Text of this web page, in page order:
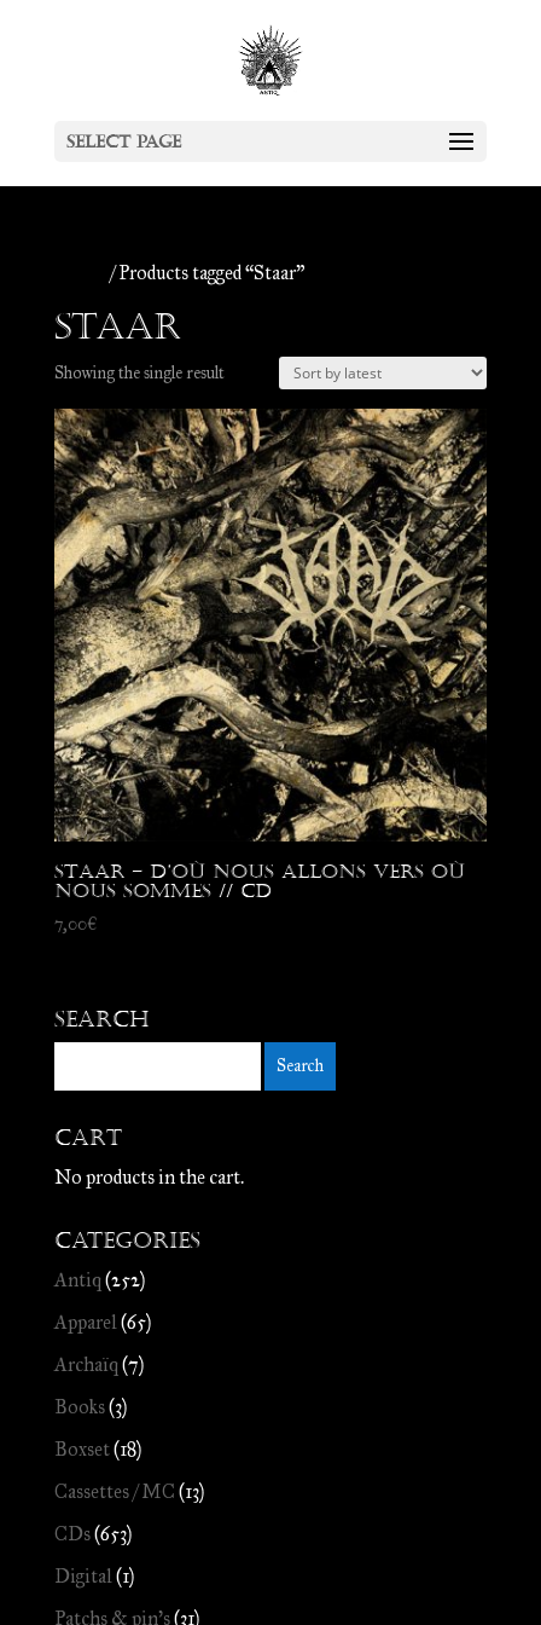
Select Page
/ Products tagged “Staar”
Staar
Showing the single result
Staar – D’où nous allons Vers où
nous sommes // CD
7,00€
Search
Cart
No products in the cart.
Categories
Antiq (252)
Apparel (65)
Archaïq (7)
Books(3)
Boxset(18)
Cassettes / MC (13)
CDs(653)
Digital (1)
Patchs & pin's(31)